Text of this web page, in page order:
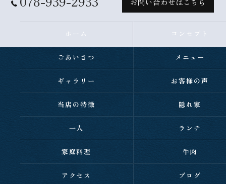
ホーム コンセプト
ごあいさつ メニュー
ギャラリー お客様の声
当店の特徴 隠れ家
一人 ランチ
家庭料理 牛肉
アクセス ブログ